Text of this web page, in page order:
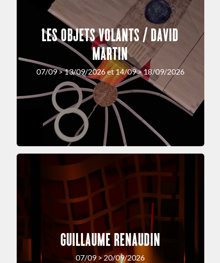
LES OBJETS VOLANTS / DAVID
MARTIN
07/09 > 13/09/2026 et 14/09 > 18/09/2026
GUILLAUME RENAUDIN
07/09 > 20/09/2026